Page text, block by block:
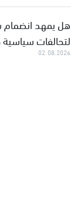
هل يمهد انضمام
لتحالفات
02.08.2026